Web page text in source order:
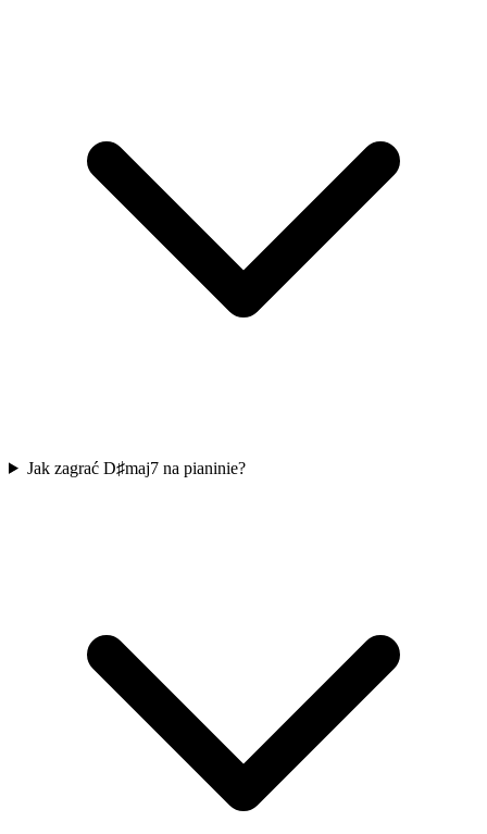
Jak zagrać D♯maj7 na pianinie?